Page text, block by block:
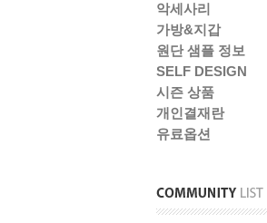
악세사리
가방&지갑
원단 샘플 정보
SELF DESIGN
시즌 상품
개인결재란
유료옵션